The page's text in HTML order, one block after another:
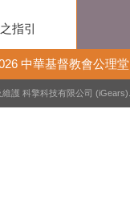
指引
中華基督教會公理堂
護 科擎科技有限公司 (iGears)